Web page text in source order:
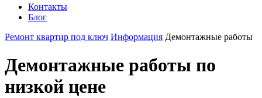
Контакты
Блог
Ремонт квартир под ключ Информация Демонтажные работы
Демонтажные работы по
низкой цене